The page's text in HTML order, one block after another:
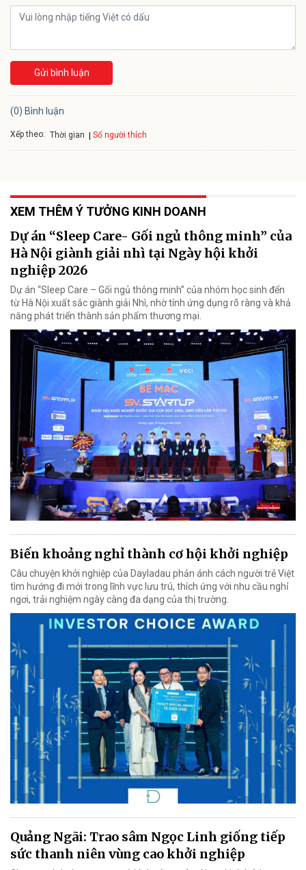
Gửi bình luận
(0) Bình luận
Xếp theo: Thời gian Số người thích
XEM THÊM Ý TƯỞNG KINH DOANH
Dự án “Sleep Care- Gối ngủ thông minh” của
Hà Nội giành giải nhì tại Ngày hội khởi
nghiệp 2026
Dự án “Sleep Care – Gối ngủ thông minh” của nhóm học sinh đến
từ Hà Nội xuất sắc giành giải Nhì, nhờ tính ứng dụng rõ ràng và khả
năng phát triển thành sản phẩm thương mại.
Biến khoảng nghỉ thành cơ hội khởi nghiệp
Câu chuyện khởi nghiệp của Dayladau phản ánh cách người trẻ Việt
tìm hướng đi mới trong lĩnh vực lưu trú, thích ứng với nhu cầu nghỉ
ngơi, trải nghiệm ngày càng đa dạng của thị trường.
Quảng Ngãi: Trao sâm Ngọc Linh giống tiếp
sức thanh niên vùng cao khởi nghiệp